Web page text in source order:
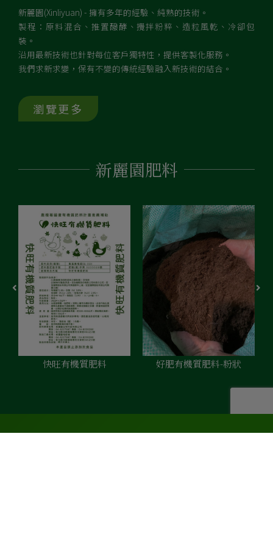
新麗園(Xinliyuan) ­- 擁有多年的經驗、純熟的技術。
製程：原料混合、推置醱酵、攪拌粉粹、造粒風乾、冷卻包
裝。
沿用最新技術也針對每位客戶獨特性，提供客製化服務。
我們求新求變，保有不變的傳統經驗融入新技術的結合。
瀏覽更多
新麗園肥料
快旺有機質肥料 好肥有機質肥料-粉狀